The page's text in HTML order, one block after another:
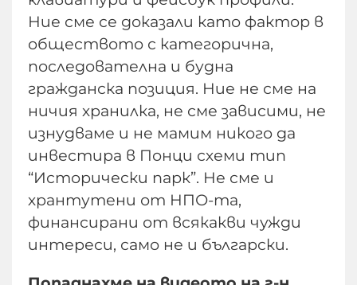
Ние сме се доказали като фактор в
обществото с категорична,
последователна и будна
гражданска позиция. Ние не сме на
ничия хранилка, не сме зависими, не
изнудваме и не мамим никого да
инвестира в Понци схеми тип
“Исторически парк”. Не сме и
хрантутени от НПО-та,
финансирани от всякакви чужди
интереси, само не и български.